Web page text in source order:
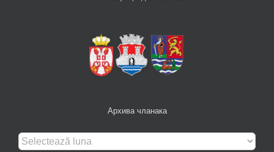
Архива чланака
Архива
чланака